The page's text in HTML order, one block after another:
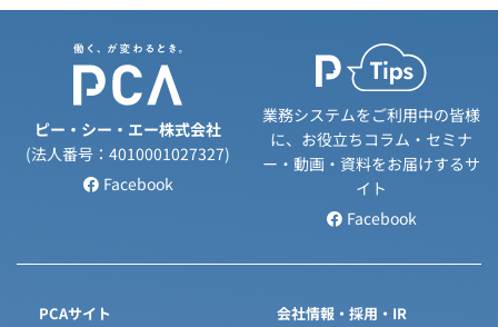
ピー・シー・エー株式会社
(法人番号：4010001027327)
Facebook
業務システムをご利用中の皆様
に、お役立ちコラム・セミナ
ー・動画・資料をお届けするサ
イト
Facebook
PCAサイト
会社情報・採用・IR